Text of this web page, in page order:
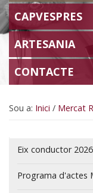
CAPVESPRES
ARTESANIA
CONTACTE
Sou a: Inici / Mercat
Navegació
Eix conductor
Programa d'actes